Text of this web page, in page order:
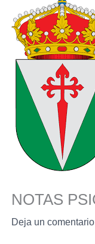
NOTAS
Deja un comentario